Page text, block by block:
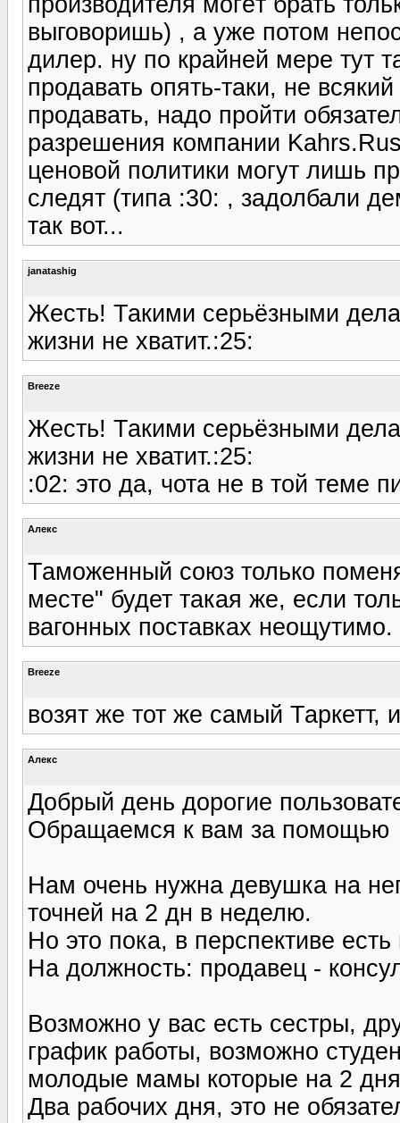
выговоришь) , а уже потом
дилер. ну по крайней мере тут
продавать опять-таки, не
продавать, надо пройти
разрешения компании
ценовой политики могут лишь
следят (типа :30: , задолбали
так вот...
janatashig
Жесть! Такими серьёзными
жизни не хватит.:25:
Breeze
Жесть! Такими серьёзными
жизни не хватит.:25:
:02: это да, чота не в той теме
Алекс
Таможенный союз только
месте" будет такая же, если
вагонных поставках неощутимо.
Breeze
возят же тот же самый Таркетт,
Алекс
Добрый день дорогие
Обращаемся к вам за помощью
Нам очень нужна девушка на
точней на 2 дн в неделю.
Но это пока, в перспективе
На должность: продавец -
Возможно у вас есть сестры,
график работы, возможно
молодые мамы которые на 2 дня
Два рабочих дня, это не